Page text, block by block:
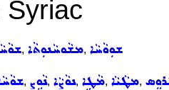
Syriac
, ܡܫܵܘܚܵܢܘܼܬܵܐ, ܫܘܼܘܵܚܵܐ
, ܢܵܘܹܨ, ܢܘܵܨܵܐ, ܡܵܛܹܐ, ܡܛܵܝܵܐ,